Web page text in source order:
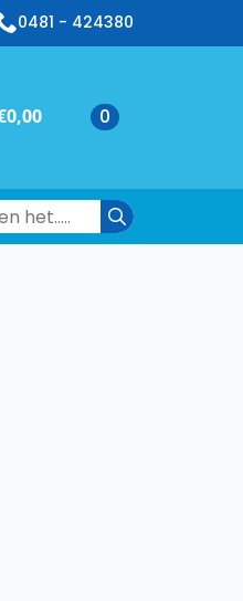
0481 - 424380
0,00 0
Search